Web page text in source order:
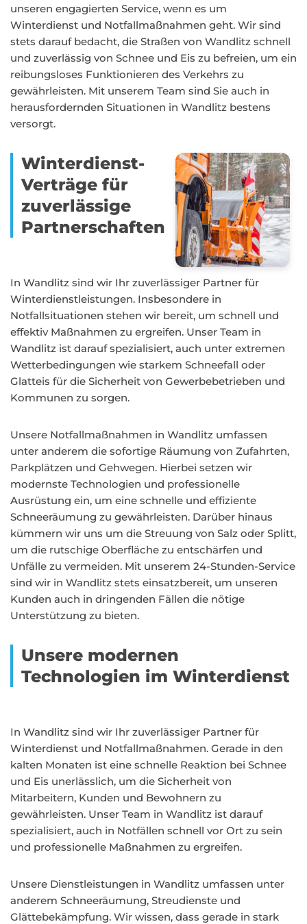
unseren engagierten Service, wenn es um
Winterdienst und Notfallmaßnahmen geht. Wir sind
stets darauf bedacht, die Straßen von Wandlitz schnell
und zuverlässig von Schnee und Eis zu befreien, um ein
reibungsloses Funktionieren des Verkehrs zu
gewährleisten. Mit unserem Team sind Sie auch in
herausfordernden Situationen in Wandlitz bestens
versorgt.
Winterdienst-
Verträge für
zuverlässige
Partnerschaften
In Wandlitz sind wir Ihr zuverlässiger Partner für
Winterdienstleistungen. Insbesondere in
Notfallsituationen stehen wir bereit, um schnell und
effektiv Maßnahmen zu ergreifen. Unser Team in
Wandlitz ist darauf spezialisiert, auch unter extremen
Wetterbedingungen wie starkem Schneefall oder
Glatteis für die Sicherheit von Gewerbebetrieben und
Kommunen zu sorgen.
Unsere Notfallmaßnahmen in Wandlitz umfassen
unter anderem die sofortige Räumung von Zufahrten,
Parkplätzen und Gehwegen. Hierbei setzen wir
modernste Technologien und professionelle
Ausrüstung ein, um eine schnelle und effiziente
Schneeräumung zu gewährleisten. Darüber hinaus
kümmern wir uns um die Streuung von Salz oder Splitt,
um die rutschige Oberfläche zu entschärfen und
Unfälle zu vermeiden. Mit unserem 24-Stunden-Service
sind wir in Wandlitz stets einsatzbereit, um unseren
Kunden auch in dringenden Fällen die nötige
Unterstützung zu bieten.
Unsere modernen
Technologien im Winterdienst
In Wandlitz sind wir Ihr zuverlässiger Partner für
Winterdienst und Notfallmaßnahmen. Gerade in den
kalten Monaten ist eine schnelle Reaktion bei Schnee
und Eis unerlässlich, um die Sicherheit von
Mitarbeitern, Kunden und Bewohnern zu
gewährleisten. Unser Team in Wandlitz ist darauf
spezialisiert, auch in Notfällen schnell vor Ort zu sein
und professionelle Maßnahmen zu ergreifen.
Unsere Dienstleistungen in Wandlitz umfassen unter
anderem Schneeräumung, Streudienste und
Glättebekämpfung. Wir wissen, dass gerade in stark